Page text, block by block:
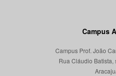
Campus
Campus Prof. João
Rua Cláudio Batista,